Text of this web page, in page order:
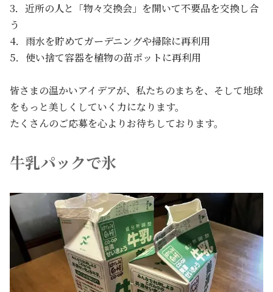
3．近所の人と「物々交換会」を開いて不要品を交換し合
う
4．雨水を貯めてガーデニングや掃除に再利用
5．使い捨て容器を植物の苗ポットに再利用
皆さまの温かいアイデアが、私たちのまちを、そして地球
をもっと美しくしていく力になります。
たくさんのご応募を心よりお待ちしております。
牛乳パックで氷